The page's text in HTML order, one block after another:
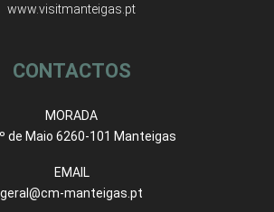
www.visitmanteigas.pt
CONTACTOS
MORADA
de Maio 6260-101 Manteigas
EMAIL
geral@cm-manteigas.pt